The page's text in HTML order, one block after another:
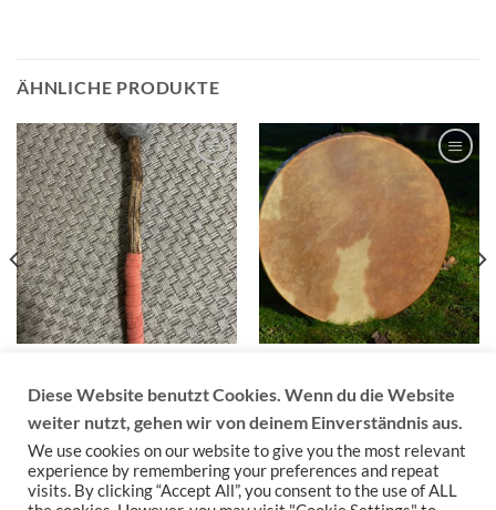
ÄHNLICHE PRODUKTE
Auf die
Wunschliste
Leder
55,00€ inkl. Mwst.
Auf die
Wunschliste
Unikat
600,00€ inkl. Mwst.
Diese Website benutzt Cookies. Wenn du die Website
weiter nutzt, gehen wir von deinem Einverständnis aus.
We use cookies on our website to give you the most relevant
experience by remembering your preferences and repeat
visits. By clicking “Accept All”, you consent to the use of ALL